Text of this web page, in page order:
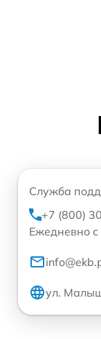
Служба
+7 (800)
Ежедневно
ул.